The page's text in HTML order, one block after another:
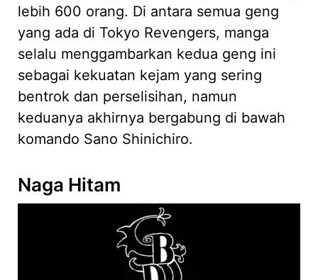
lebih 600 orang. Di antara semua geng
yang ada di Tokyo Revengers, manga
selalu menggambarkan kedua geng ini
sebagai kekuatan kejam yang sering
bentrok dan perselisihan, namun
keduanya akhirnya bergabung di bawah
komando Sano Shinichiro.
Naga Hitam